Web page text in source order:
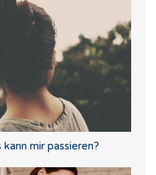
mir passieren?